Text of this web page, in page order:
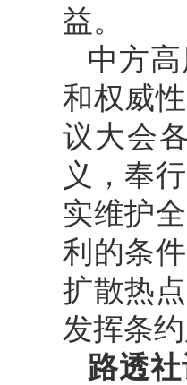
益。
中方
和权威
议大会
义，奉
实维护
利的条
扩散热
发挥条
路透